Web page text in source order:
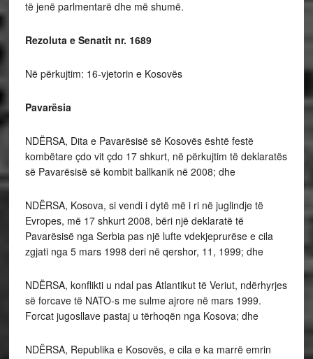
të jenë parlmentarë dhe më shumë.
Rezoluta e Senatit nr. 1689
Në përkujtim: 16-vjetorin e Kosovës
Pavarësia
NDËRSA, Dita e Pavarësisë së Kosovës është festë
kombëtare çdo vit çdo 17 shkurt, në përkujtim të deklaratës
së Pavarësisë së kombit ballkanik në 2008; dhe
NDËRSA, Kosova, si vendi i dytë më i ri në juglindje të
Evropes, më 17 shkurt 2008, bëri një deklaratë të
Pavarësisë nga Serbia pas një lufte vdekjeprurëse e cila
zgjati nga 5 mars 1998 deri në qershor, 11, 1999; dhe
NDËRSA, konflikti u ndal pas Atlantikut të Veriut, ndërhyrjes
së forcave të NATO-s me sulme ajrore në mars 1999.
Forcat jugosllave pastaj u tërhoqën nga Kosova; dhe
NDËRSA, Republika e Kosovës, e cila e ka marrë emrin